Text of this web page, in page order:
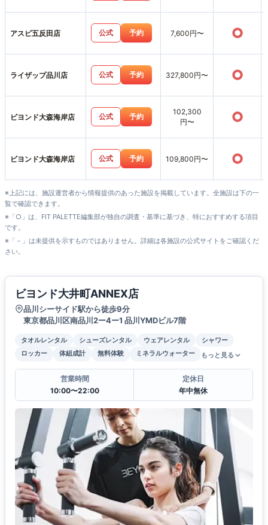
アスピ五反田店 公式 予約 7,600円〜 ○
ライザップ品川店 公式 予約 327,800円〜 ○
ビヨンド大森海岸店 公式 予約
102,300
円〜
○
ビヨンド大森海岸店 公式 予約 109,800円〜 ○
※上記には、施設運営者から情報提供のあった施設を掲載しています。全施設は下の一
覧で確認できます。
※「○」は、FIT PALETTE編集部が独自の調査・基準に基づき、特におすすめする項目
です。
※「－」は未提供を示すものではありません。詳細は各施設の公式サイトをご確認くだ
さい。
ビヨンド大井町ANNEX店
品川シーサイド駅から徒歩9分
東京都品川区南品川2ー4ー1 品川YMDビル7階
タオルレンタル シューズレンタル ウェアレンタル
シャワー
ロッカー
体組成計 無料体験 ミネラルウォーター もっと見る
営業時間
10:00〜22:00
定休日
年中無休